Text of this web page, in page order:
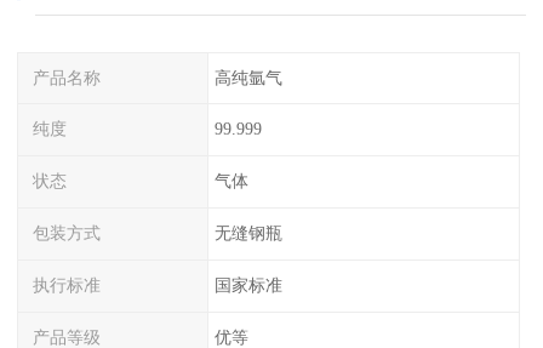
产品名称 高纯氩气
纯度 99.999
状态 气体
包装方式 无缝钢瓶
执行标准 国家标准
产品等级 优等